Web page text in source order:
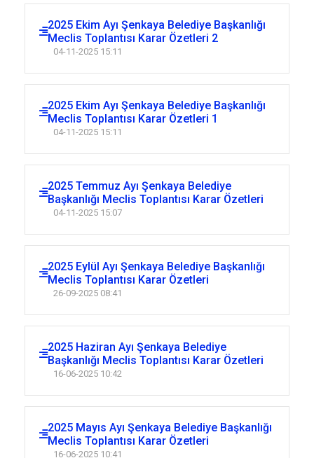
2025 Ekim Ayı Şenkaya Belediye Başkanlığı
Meclis Toplantısı Karar Özetleri 2
04-11-2025 15:11
2025 Ekim Ayı Şenkaya Belediye Başkanlığı
Meclis Toplantısı Karar Özetleri 1
04-11-2025 15:11
2025 Temmuz Ayı Şenkaya Belediye
Başkanlığı Meclis Toplantısı Karar Özetleri
04-11-2025 15:07
2025 Eylül Ayı Şenkaya Belediye Başkanlığı
Meclis Toplantısı Karar Özetleri
26-09-2025 08:41
2025 Haziran Ayı Şenkaya Belediye
Başkanlığı Meclis Toplantısı Karar Özetleri
16-06-2025 10:42
2025 Mayıs Ayı Şenkaya Belediye Başkanlığı
Meclis Toplantısı Karar Özetleri
16-06-2025 10:41